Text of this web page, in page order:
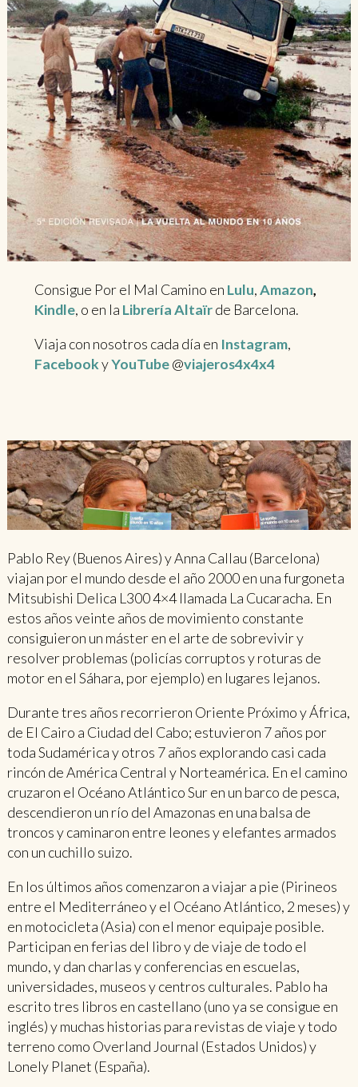
Consigue Por el Mal Camino en Lulu,Amazon,
Kindle, o en la Librería Altaïrde Barcelona.
Viaja con nosotros cada día en Instagram,
FacebookyYouTube@viajeros4x4x4
Pablo Rey (Buenos Aires) y Anna Callau (Barcelona)
viajan por el mundo desde el año 2000 en una furgoneta
Mitsubishi Delica L300 4×4 llamada La Cucaracha. En
estos años veinte años de movimiento constante
consiguieron un máster en el arte de sobrevivir y
resolver problemas (policías corruptos y roturas de
motor en el Sáhara, por ejemplo) en lugares lejanos.
Durante tres años recorrieron Oriente Próximo y África,
de El Cairo a Ciudad del Cabo; estuvieron 7 años por
toda Sudamérica y otros 7 años explorando casi cada
rincón de América Central y Norteamérica. En el camino
cruzaron el Océano Atlántico Sur en un barco de pesca,
descendieron un río del Amazonas en una balsa de
troncos y caminaron entre leones y elefantes armados
con un cuchillo suizo.
En los últimos años comenzaron a viajar a pie (Pirineos
entre el Mediterráneo y el Océano Atlántico, 2 meses) y
en motocicleta (Asia) con el menor equipaje posible.
Participan en ferias del libro y de viaje de todo el
mundo, y dan charlas y conferencias en escuelas,
universidades, museos y centros culturales. Pablo ha
escrito tres libros en castellano (uno ya se consigue en
inglés) y muchas historias para revistas de viaje y todo
terreno como Overland Journal (Estados Unidos) y
Lonely Planet (España).